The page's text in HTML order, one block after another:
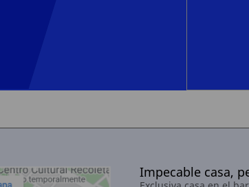
Impecable casa,